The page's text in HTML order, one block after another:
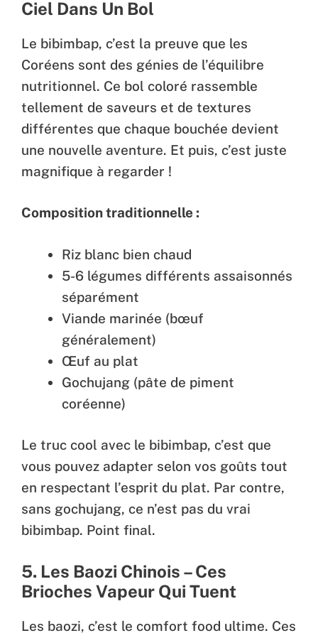
Ciel Dans Un Bol
Le bibimbap, c’est la preuve que les
Coréens sont des génies de l’équilibre
nutritionnel. Ce bol coloré rassemble
tellement de saveurs et de textures
différentes que chaque bouchée devient
une nouvelle aventure. Et puis, c’est juste
magnifique à regarder !
Composition traditionnelle :
Riz blanc bien chaud
5-6 légumes différents assaisonnés
séparément
Viande marinée (bœuf
généralement)
Œuf au plat
Gochujang (pâte de piment
coréenne)
Le truc cool avec le bibimbap, c’est que
vous pouvez adapter selon vos goûts tout
en respectant l’esprit du plat. Par contre,
sans gochujang, ce n’est pas du vrai
bibimbap. Point final.
5. Les Baozi Chinois – Ces
Brioches Vapeur Qui Tuent
Les baozi, c’est le comfort food ultime. Ces